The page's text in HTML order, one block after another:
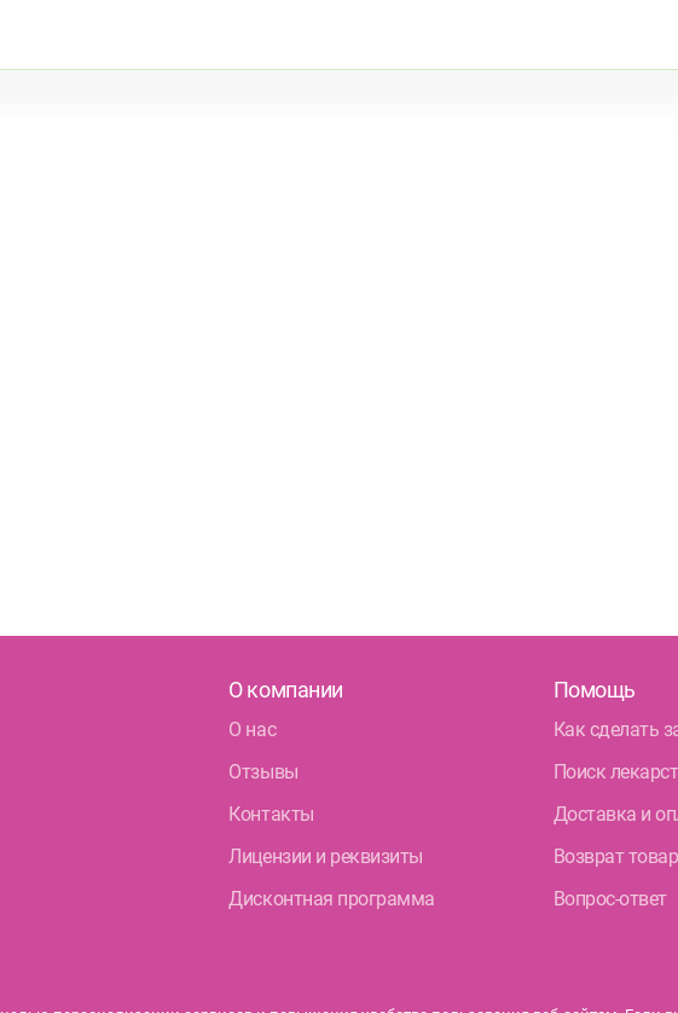
О компании
О нас
Отзывы
Контакты
Лицензии и реквизиты
Дисконтная программа
Помощь
Как сделать
Поиск
Доставка и
Возврат
Вопрос-ответ